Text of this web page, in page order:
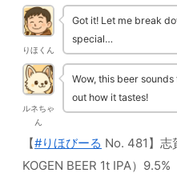
りほくん
Got it! Let me break
special…
ルネちゃ
ん
Wow, this beer
out how it tastes!
【#りほびーる No. 481】
KOGEN BEER 1t IPA）9.5%